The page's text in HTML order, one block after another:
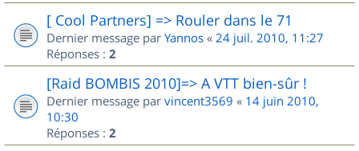
[ Cool Partners] => Rouler dans le 71
Dernier message par Yannos « 24 juil. 2010, 11:27
Réponses : 2
[Raid BOMBIS 2010]=> A VTT bien-sûr !
Dernier message par vincent3569 « 14 juin 2010,
10:30
Réponses : 2